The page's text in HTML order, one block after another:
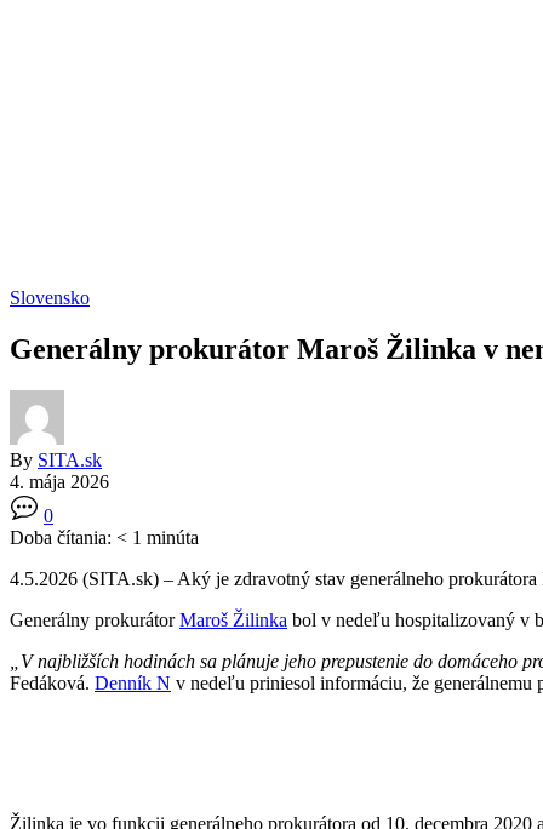
Slovensko
Generálny prokurátor Maroš Žilinka v
By SITA.sk
4. mája 2026
0
Doba čítania: < 1 minúta
4.5.2026 (SITA.sk) – Aký je zdravotný stav generálneho
Generálny prokurátorMaroš Žilinka bol v nedeľu hospitalizovaný v
„V najbližších hodinách sa plánuje jeho prepustenie do domáceho
Fedáková. Denník N v nedeľu priniesol informáciu, že
Žilinka je vo funkcii generálneho prokurátora od 10. decembra 2020